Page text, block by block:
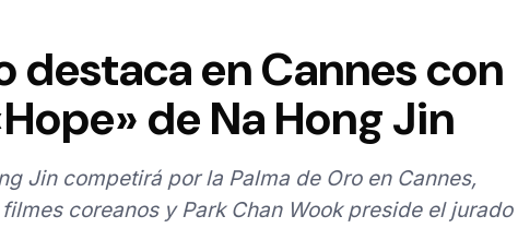
destaca en Cannes con
de Na Hong Jin
Jin competirá por la Palma de Oro en Cannes,
coreanos y Park Chan Wook preside el jurado